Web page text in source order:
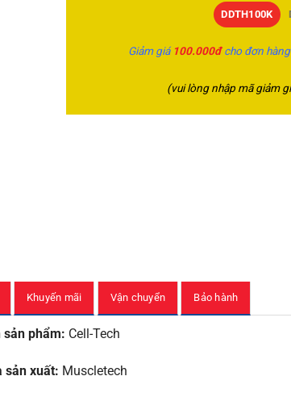
DDTH100K
Giảm giá 100.000đcho đơn
(vui lòng nhập mã giảm
Khuyến mãi Vận chuyển Bảo hành
sản phẩm: Cell-Tech
sản xuất: Muscletech